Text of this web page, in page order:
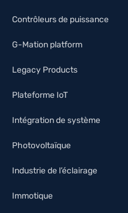
Contrôleurs de puissance
G-Mation platform
Legacy Products
Plateforme IoT
Intégration de système
Photovoltaïque
Industrie de l’éclairage
Immotique